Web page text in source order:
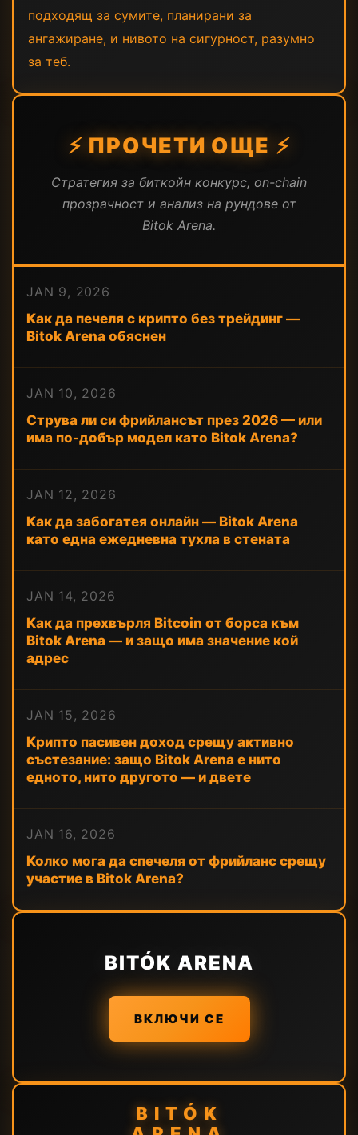
подходящ за сумите, планирани за
ангажиране, и нивото на сигурност, разумно
за теб.
⚡ ПРОЧЕТИ ОЩЕ ⚡
Стратегия за биткойн конкурс, on-chain
прозрачност и анализ на рундове от
Bitok Arena.
JAN 9, 2026
Как да печеля с крипто без трейдинг —
Bitok Arena обяснен
JAN 10, 2026
Струва ли си фрийлансът през 2026 — или
има по-добър модел като Bitok Arena?
JAN 12, 2026
Как да забогатея онлайн — Bitok Arena
като една ежедневна тухла в стената
JAN 14, 2026
Как да прехвърля Bitcoin от борса към
Bitok Arena — и защо има значение кой
адрес
JAN 15, 2026
Крипто пасивен доход срещу активно
състезание: защо Bitok Arena е нито
едното, нито другото — и двете
JAN 16, 2026
Колко мога да спечеля от фрийланс срещу
участие в Bitok Arena?
BITÓK ARENA
ВКЛЮЧИ СЕ
BITÓK